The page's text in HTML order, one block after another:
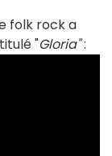
folk rock a
"Gloria":